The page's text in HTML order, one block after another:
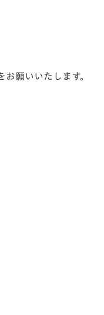
願いいたします。